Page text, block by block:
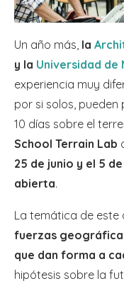
Un año más, la
y la Universidad de
experiencia muy
por si solos,
10 días sobre el
School Terrain Lab
25 de junio y el 5
abierta.
La temática de este
fuerzas
que dan forma a
hipótesis sobre la